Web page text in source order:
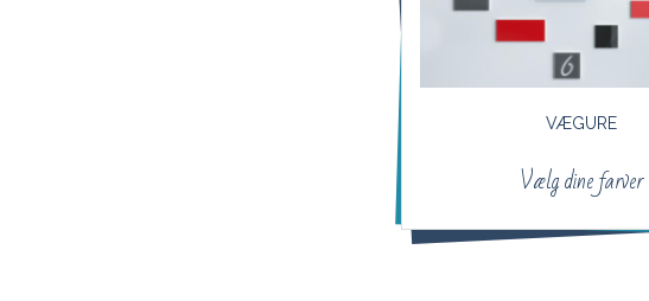
VÆGURE
Vælg dine farver